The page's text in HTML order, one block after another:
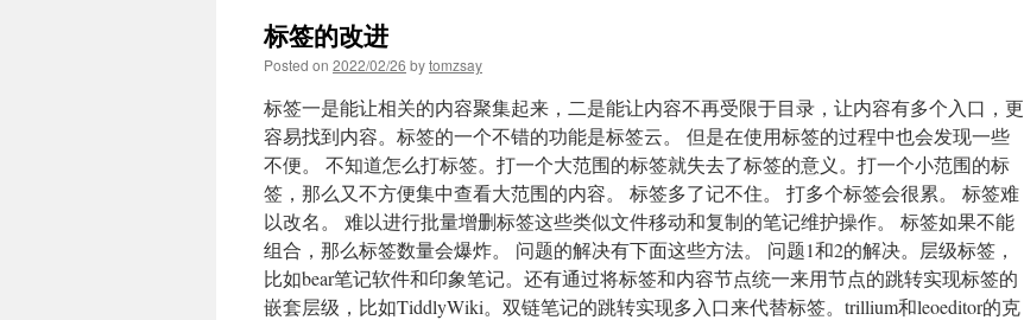
标签的改进
Posted on 2022/02/26 bytomzsay
标签一是能让相关的内容聚集起来，二是能让内容不再受限于目录，让内容有多个入口，更
容易找到内容。标签的一个不错的功能是标签云。 但是在使用标签的过程中也会发现一些
不便。 不知道怎么打标签。打一个大范围的标签就失去了标签的意义。打一个小范围的标
签，那么又不方便集中查看大范围的内容。 标签多了记不住。 打多个标签会很累。 标签难
以改名。 难以进行批量增删标签这些类似文件移动和复制的笔记维护操作。 标签如果不能
组合，那么标签数量会爆炸。 问题的解决有下面这些方法。 问题1和2的解决。层级标签，
比如bear笔记软件和印象笔记。还有通过将标签和内容节点统一来用节点的跳转实现标签的
嵌套层级，比如TiddlyWiki。双链笔记的跳转实现多入口来代替标签。trillium和leoeditor的克